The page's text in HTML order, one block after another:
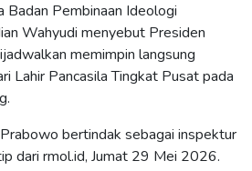
Badan Pembinaan Ideologi
Wahyudi menyebut Presiden
memimpin langsung
Lahir Pancasila Tingkat Pusat pada
bertindak sebagai inspektur
dari rmol.id, Jumat 29 Mei 2026.